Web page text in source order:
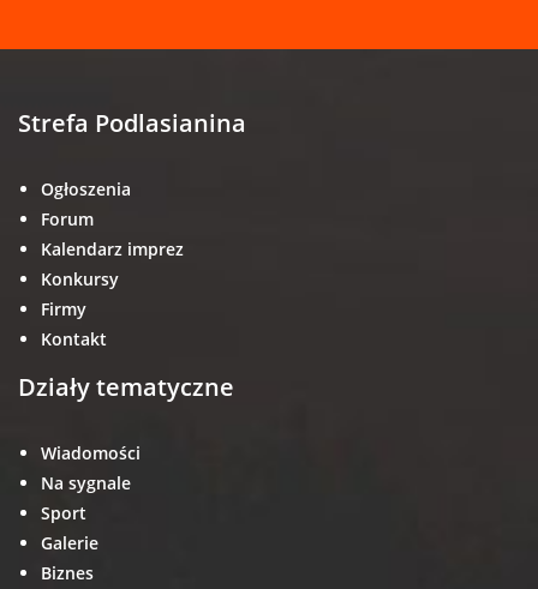
Strefa Podlasianina
Ogłoszenia
Forum
Kalendarz imprez
Konkursy
Firmy
Kontakt
Działy tematyczne
Wiadomości
Na sygnale
Sport
Galerie
Biznes